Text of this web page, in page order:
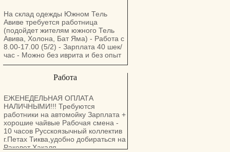
занятость. Если откликается пишите
WhatsApp
На склад одежды Южном Тель
Авиве требуется работница
(подойдет жителям южного Тель
Авива, Холона, Бат Яма) - Работа с
8.00-17.00 (5/2) - Зарплата 40 шек/
час - Можно без иврита и без опыт
Работа
ЕЖЕНЕДЕЛЬНАЯ ОПЛАТА
НАЛИЧНЫМИ!!! Требуются
работники на автомойку Зарплата +
хорошие чайвые Рабочая смена -
10 часов Русскоязычный коллектив
г.Петах Тиква,удобно добираться на
Ракевет Хакаля